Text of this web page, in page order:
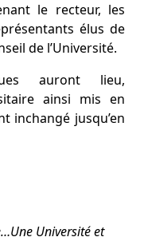
le recteur, les
élus de
de l’Université.
auront lieu,
ainsi mis en
inchangé jusqu’en
Université et